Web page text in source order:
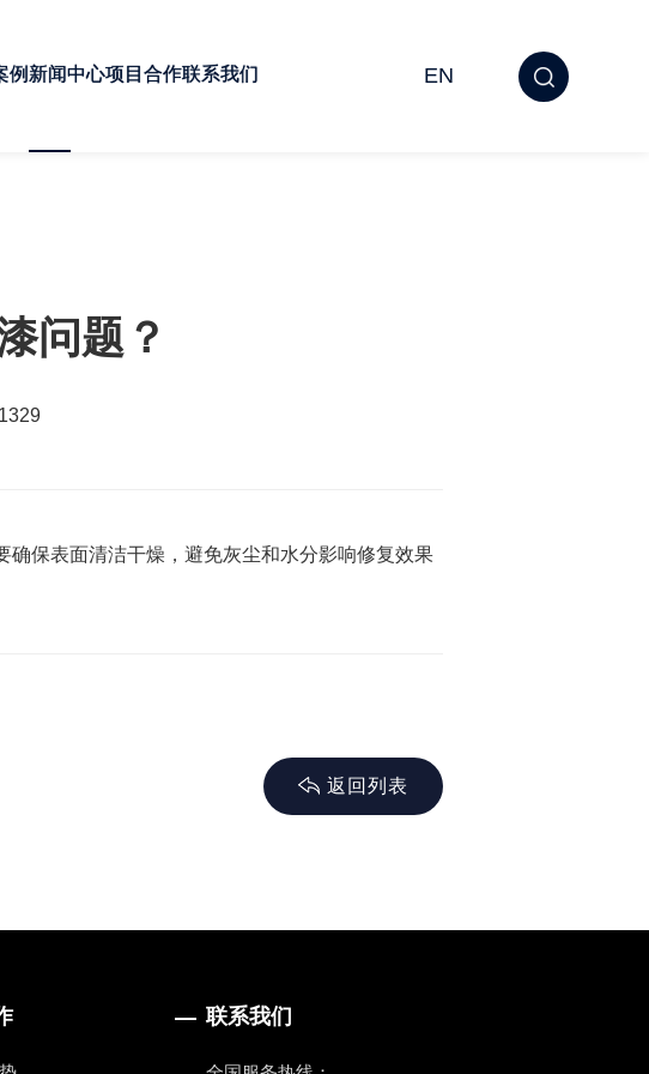
例 新闻中心项目合作联系我们 EN
问题？
保表面清洁干燥，避免灰尘和水分影响修复效果
返回列表
联系我们